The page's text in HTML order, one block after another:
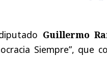
Guillermo
Siempre”, que